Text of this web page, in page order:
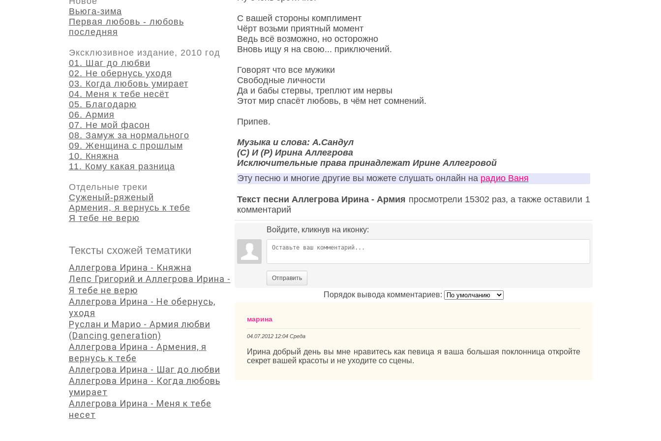
С вашей стороны комплимент
Чёрт возьми приятный момент
Ведь всё возможно, но осторожно
Вновь ищу я на свою... приключений.
Говорят что все мужики
Свободные личности
Да и бабы стервы, треплют им нервы
Этот мир спасёт любовь, в чём нет сомнений.
Припев.
Музыка и слова: А.Сандул
(С) И (Р) Ирина Аллегрова
Исключительные права принадлежат Ирине Аллегровой
Эту песню и многие другие вы можете слушать онлайн на радио Ваня
Текст песни Аллегрова Ирина - Армия просмотрели 15302 раз, а также оставили 1
комментарий
Войдите, кликнув на иконку:
Отправить
Порядок вывода комментариев:
марина
04.07.2012 12:04 Среда
Ирина добрый день вы мне нравитесь как певица я ваша большая поклонница откройте
секрет вашей красоты и не уходите со сцены.
Вьюга-зима
Первая любовь - любовь
последняя
Эксклюзивное издание, 2010 год
01. Шаг до любви
02. Не обернусь уходя
03. Когда любовь умирает
04. Меня к тебе несёт
05. Благодарю
06. Армия
07. Не мой фасон
08. Замуж за нормального
09. Женщина с прошлым
10. Княжна
11. Кому какая разница
Отдельные треки
Суженый-ряженый
Армения, я вернусь к тебе
Я тебе не верю
Тексты схожей тематики
Аллегрова Ирина - Княжна
Лепс Григорий и Аллегрова Ирина -
Я тебе не верю
Аллегрова Ирина - Не обернусь,
уходя
Руслан и Марио - Армия любви
(Dancing generation)
Аллегрова Ирина - Армения, я
вернусь к тебе
Аллегрова Ирина - Шаг до любви
Аллегрова Ирина - Когда любовь
умирает
Аллегрова Ирина - Меня к тебе
несет